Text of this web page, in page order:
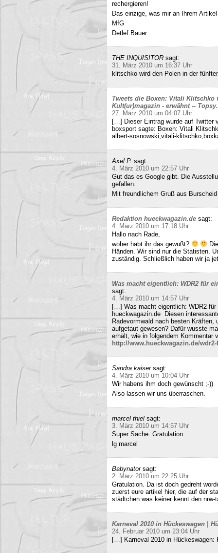
rechergieren!
Das einzige, was mir an Ihrem
MfG
Detlef Bauer
THE INQUISITOR sagt:
31. März 2010 um 16:37 Uhr
klitschko wird den Polen in der
Tweets die Boxen: Vitali Klitschko
Kult(ur)magazin - erwähnt --
27. März 2010 um 04:07 Uhr
[…] Dieser Eintrag wurde auf Twitter
boxsport sagte: Boxen: Vitali
albert-sosnowski,vitali-
Axel P. sagt:
4. März 2010 um 22:57 Uhr
Gut das es Google gibt. Die
gefallen.
Mit freundlichem Gruß aus Burscheid
Redaktion hueckwagazin.de sagt:
4. März 2010 um 17:18 Uhr
Hallo nach Rade,
woher habt ihr das gewußt?
Händen. Wir sind nur die Statisten.
zuständig. Schließlich haben wir ja
Was macht eigentlich: WDR2 für
sagt:
4. März 2010 um 14:57 Uhr
[…] Was macht eigentlich: WDR2
hueckwagazin.de Diesen
Radevormwald nach besten
aufgetaut gewesen? Dafür wusste
erhält, wie in folgendem Kommentar
http://www.hueckwagazin.de/
Sandra kaiser sagt:
4. März 2010 um 10:04 Uhr
Wir habens ihm doch gewünscht ;-))
Also lassen wir uns überraschen.
marcel thiel sagt:
3. März 2010 um 14:57 Uhr
Super Sache. Gratulation
lg marcel
Babynator sagt:
2. März 2010 um 22:25 Uhr
Gratulation. Da ist doch gedreht
zuerst eure artikel hier, die auf der
städtchen was keiner kennt den nrw-
Karneval 2010 in Hückeswagen |
24. Februar 2010 um 23:04 Uhr
[…] Karneval 2010 in Hückeswagen: